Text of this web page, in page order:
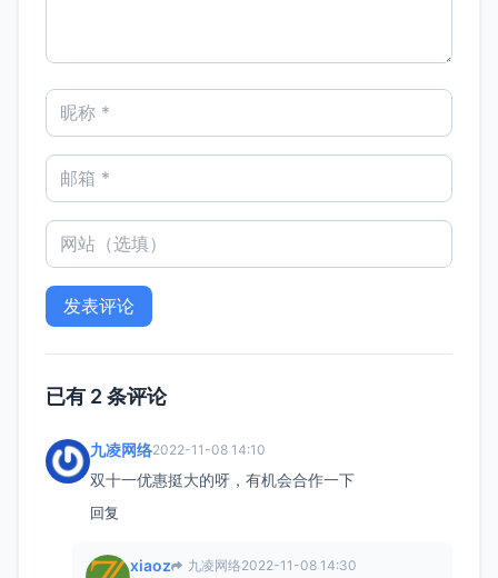
已有 2 条评论
九凌网络2022-11-08 14:10
双十一优惠挺大的呀，有机会合作一下
回复
xiaoz 九凌网络2022-11-08 14:30